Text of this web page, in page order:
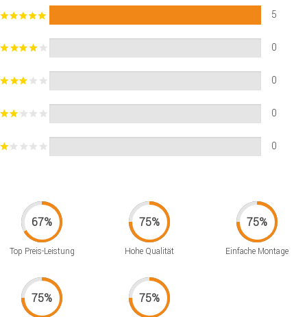
5
0
0
0
0
Top Preis-Leistung Hohe Qualität Einfache Montage